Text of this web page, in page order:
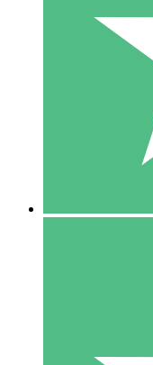
Pague conforme